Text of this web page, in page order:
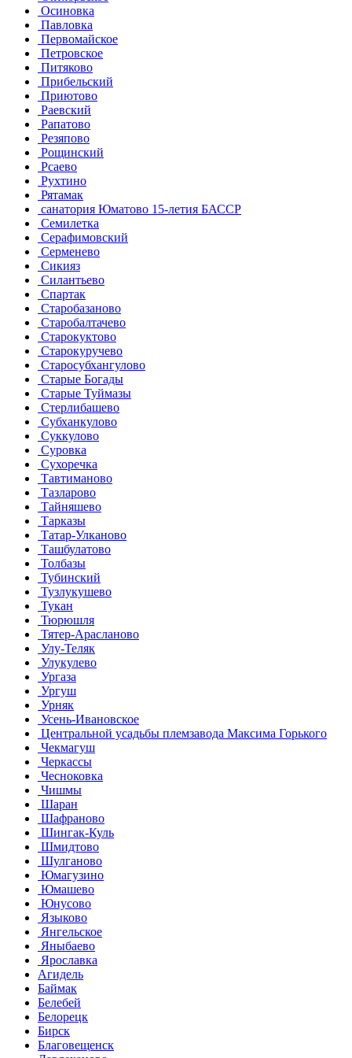
Осиновка
Павловка
Первомайское
Петровское
Питяково
Прибельский
Приютово
Раевский
Рапатово
Резяпово
Рощинский
Рсаево
Рухтино
Рятамак
санатория Юматово 15-летия БАССР
Семилетка
Серафимовский
Серменево
Сикияз
Силантьево
Спартак
Старобазаново
Старобалтачево
Старокуктово
Старокуручево
Старосубхангулово
Старые Богады
Старые Туймазы
Стерлибашево
Субханкулово
Суккулово
Суровка
Сухоречка
Тавтиманово
Тазларово
Тайняшево
Тарказы
Татар-Улканово
Ташбулатово
Толбазы
Тубинский
Тузлукушево
Тукан
Тюрюшля
Тятер-Арасланово
Улу-Теляк
Улукулево
Ургаза
Ургуш
Урняк
Усень-Ивановское
Центральной усадьбы племзавода Максима Горького
Чекмагуш
Черкассы
Чесноковка
Чишмы
Шаран
Шафраново
Шингак-Куль
Шмидтово
Шулганово
Юмагузино
Юмашево
Юнусово
Языково
Янгельское
Яныбаево
Ярославка
Агидель
Баймак
Белебей
Белорецк
Бирск
Благовещенск